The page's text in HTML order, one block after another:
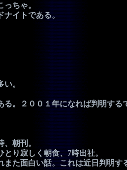
ちゃ。
ナイトである。
。
。２００１年になれば判明する
朝刊。
り寂しく朝食、7時出社。
た面白い話。これは近日判明す